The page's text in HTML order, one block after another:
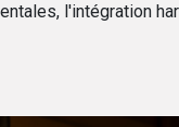
l'intégration